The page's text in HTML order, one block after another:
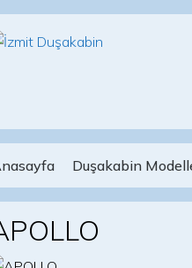
Duşakabin